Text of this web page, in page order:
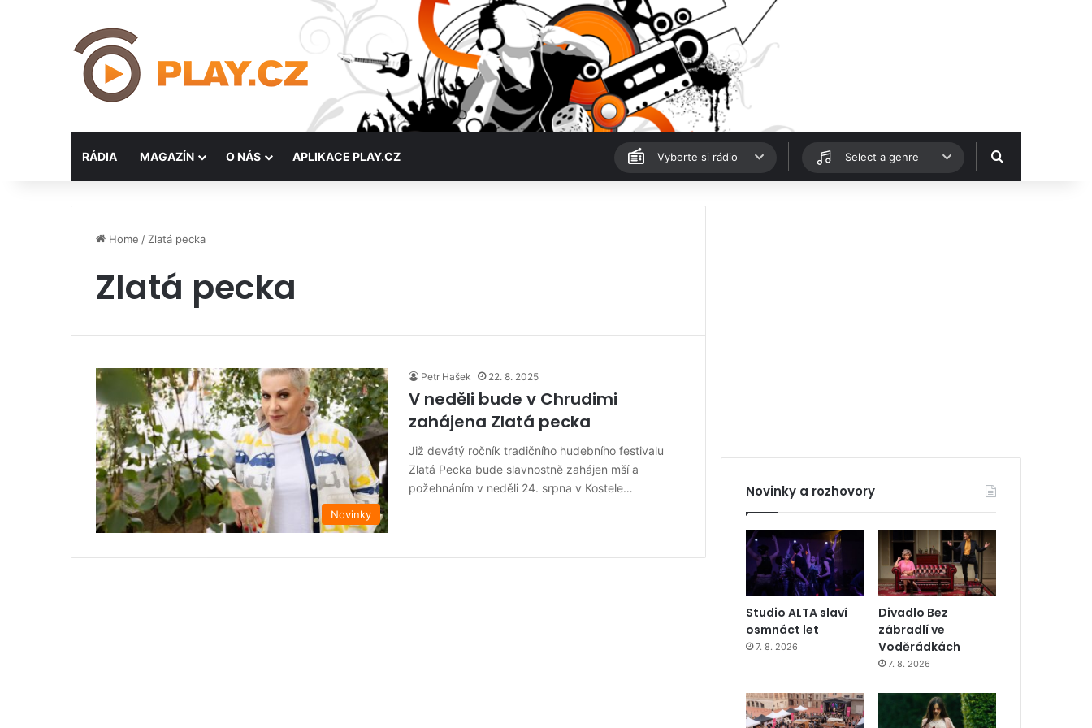
RÁDIA MAGAZÍN O NÁS APLIKACE PLAY.CZ Vyberte si rádio Select a genre Hledat
Home / Zlatá pecka
Zlatá pecka
Novinky
Petr Hašek 22. 8. 2025
V neděli bude v Chrudimi
zahájena Zlatá pecka
Již devátý ročník tradičního hudebního festivalu
Zlatá Pecka bude slavnostně zahájen mší a
požehnáním v neděli 24. srpna v Kostele…
Novinky a rozhovory
Studio ALTA slaví
osmnáct let
7. 8. 2026
Divadlo Bez
zábradlí ve
Voděrádkách
7. 8. 2026